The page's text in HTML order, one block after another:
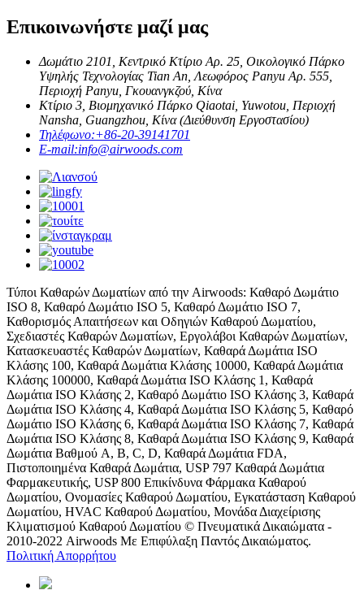
Επικοινωνήστε μαζί μας
Δωμάτιο 2101, Κεντρικό Κτίριο Αρ. 25, Οικολογικό Πάρκο
Υψηλής Τεχνολογίας Tian An, Λεωφόρος Panyu Αρ. 555,
Περιοχή Panyu, Γκουανγκζού, Κίνα
Κτίριο 3, Βιομηχανικό Πάρκο Qiaotai, Yuwotou, Περιοχή
Nansha, Guangzhou, Κίνα (Διεύθυνση Εργοστασίου)
Τηλέφωνο:+86-20-39141701
E-mail:info@airwoods.com
Τύποι Καθαρών Δωματίων από την Airwoods: Καθαρό Δωμάτιο
ISO 8, Καθαρό Δωμάτιο ISO 5, Καθαρό Δωμάτιο ISO 7,
Καθορισμός Απαιτήσεων και Οδηγιών Καθαρού Δωματίου,
Σχεδιαστές Καθαρών Δωματίων, Εργολάβοι Καθαρών Δωματίων,
Κατασκευαστές Καθαρών Δωματίων, Καθαρά Δωμάτια ISO
Κλάσης 100, Καθαρά Δωμάτια Κλάσης 10000, Καθαρά Δωμάτια
Κλάσης 100000, Καθαρά Δωμάτια ISO Κλάσης 1, Καθαρά
Δωμάτια ISO Κλάσης 2, Καθαρό Δωμάτιο ISO Κλάσης 3, Καθαρά
Δωμάτια ISO Κλάσης 4, Καθαρά Δωμάτια ISO Κλάσης 5, Καθαρό
Δωμάτιο ISO Κλάσης 6, Καθαρά Δωμάτια ISO Κλάσης 7, Καθαρά
Δωμάτια ISO Κλάσης 8, Καθαρά Δωμάτια ISO Κλάσης 9, Καθαρά
Δωμάτια Βαθμού A, B, C, D, Καθαρά Δωμάτια FDA,
Πιστοποιημένα Καθαρά Δωμάτια, USP 797 Καθαρά Δωμάτια
Φαρμακευτικής, USP 800 Επικίνδυνα Φάρμακα Καθαρού
Δωματίου, Ονομασίες Καθαρού Δωματίου, Εγκατάσταση Καθαρού
Δωματίου, HVAC Καθαρού Δωματίου, Μονάδα Διαχείρισης
Κλιματισμού Καθαρού Δωματίου © Πνευματικά Δικαιώματα -
2010-2022 Airwoods Με Επιφύλαξη Παντός Δικαιώματος.
Πολιτική Απορρήτου